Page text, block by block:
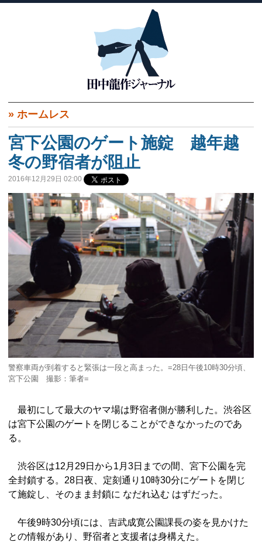
» ホームレス
宮下公園のゲート施錠 越年越
冬の野宿者が阻止
2016年12月29日 02:00
警察車両が到着すると緊張は一段と高まった。=28日午後10時30分頃、
宮下公園 撮影：筆者=
最初にして最大のヤマ場は野宿者側が勝利した。渋谷区
は宮下公園のゲートを閉じることができなかったのであ
る。
渋谷区は12月29日から1月3日までの間、宮下公園を完
全封鎖する。28日夜、定刻通り10時30分にゲートを閉じ
て施錠し、そのまま封鎖に なだれ込む はずだった。
午後9時30分頃には、吉武成寛公園課長の姿を見かけた
との情報があり、野宿者と支援者は身構えた。